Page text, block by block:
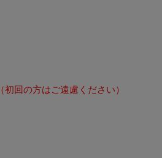
（初回の方はご遠慮ください）